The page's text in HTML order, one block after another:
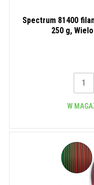
Spectrum 81400
250 g,
W